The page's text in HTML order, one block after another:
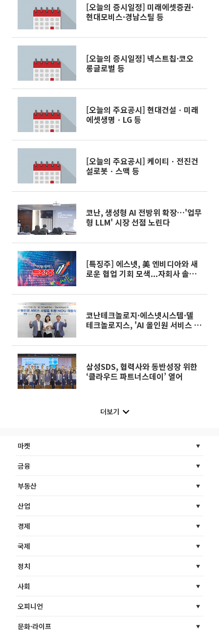
[오늘의 증시일정] 미래에셋증권·
현대모비스·경남스틸 등
[오늘의 증시일정] 넥스트칩·코오
롱글로벌 등
[오늘의 주요공시] 현대건설ㆍ미래
에셋생명ㆍLG 등
[오늘의 주요공시] 케이티ㆍ전진건
설로봇ㆍ스맥 등
코난, 생성형 AI 전방위 확장…'업무
형 LLM' 시장 선점 노린다
[특징주] 에스넷, 美 엔비디아와 새
로운 협업 기회 모색...자회사 솔루
코난테크놀로지·에스넷시스템·델
테크놀로지스, 'AI 올인원 서비스 사
삼성SDS, 협력사와 동반성장 위한
‘클라우드 파트너스데이’ 열어
더보기
마켓
금융
부동산
산업
경제
국제
정치
사회
오피니언
문화·라이프